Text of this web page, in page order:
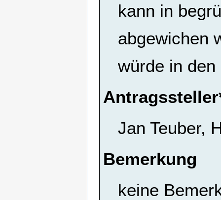
kann in
abgewichen
würde in
Jan Teuber,
Bemerkung
keine